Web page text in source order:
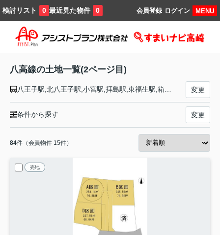
検討リスト 0 最近見た物件 0 MENU
ログイン
会員登録
八高線の土地一覧(2ページ目)
変更
条件から探す 変更
84件（会員物件 15件）
売地